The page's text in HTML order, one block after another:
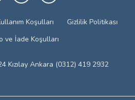
Koşulları
Gizlilik Politikası
ve İade Koşulları
Kızılay Ankara (0312) 419 2932